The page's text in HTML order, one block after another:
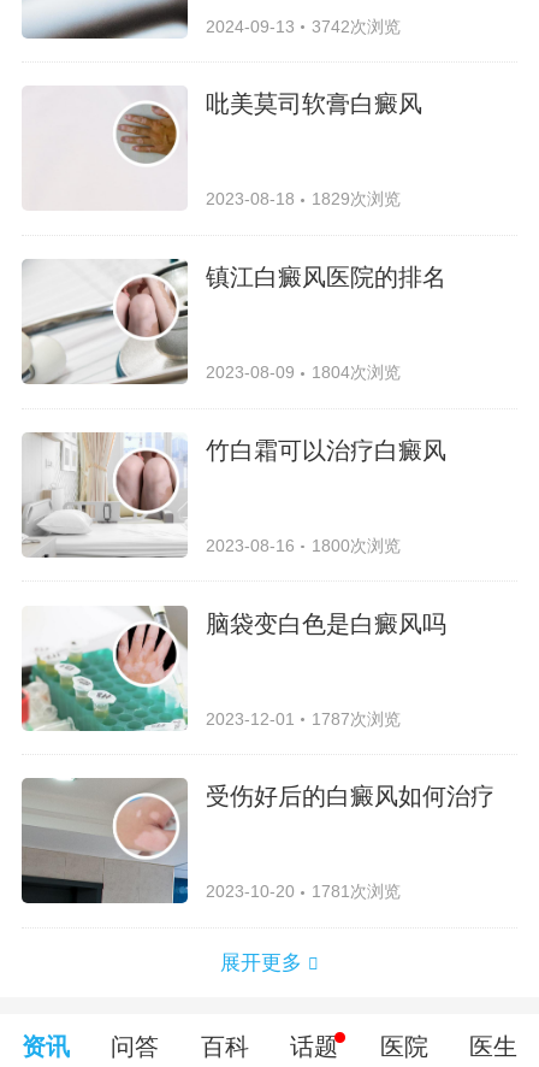
2024-09-13 3742次浏览
吡美莫司软膏白癜风
2023-08-18 1829次浏览
镇江白癜风医院的排名
2023-08-09 1804次浏览
竹白霜可以治疗白癜风
2023-08-16 1800次浏览
脑袋变白色是白癜风吗
2023-12-01 1787次浏览
受伤好后的白癜风如何治疗
2023-10-20 1781次浏览
展开更多
资讯 问答 百科 话题 医院 医生